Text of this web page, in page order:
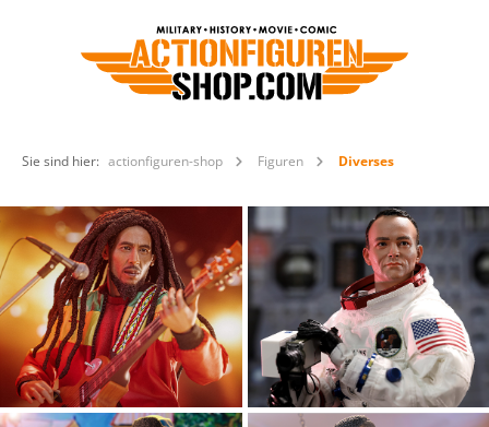
Sie sind hier: actionfiguren-shop Figuren Diverses